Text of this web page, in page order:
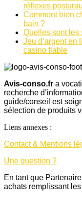
réflexes
Comment bien
bain ?
Quelles sont les
Jeu d’argent en
casino fiable
Avis-conso.fr a
recherche
guide/conseil est
sélection de produits
Liens annexes :
Contact & Mentions
Une question ?
En tant que
achats remplissant